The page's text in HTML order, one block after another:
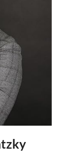
als der
Weg zum
mit Offenheit
jedes
lernen, um
und